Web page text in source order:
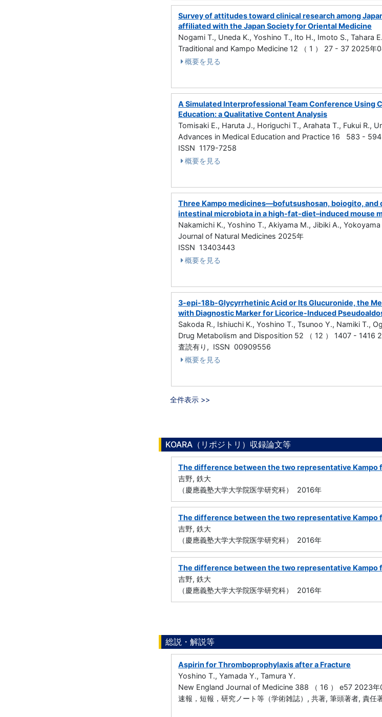
Survey of attitudes toward clinical research among
affiliated with the Japan Society for Oriental Medicine
Nogami T., Uneda K., Yoshino T., Ito H., Imoto S., Tahara
Traditional and Kampo Medicine 12 （ 1 ） 27 - 37 2025年
概要を見る
A Simulated Interprofessional Team Conference
Education: a Qualitative Content Analysis
Tomisaki E., Haruta J., Horiguchi T., Arahata T., Fukui R.,
Advances in Medical Education and Practice 16 583 -
ISSN 1179-7258
概要を見る
Three Kampo medicines—bofutsushosan, boiogito,
intestinal microbiota in a high-fat-diet–induced mouse
Nakamichi K., Yoshino T., Akiyama M., Jibiki A.,
Journal of Natural Medicines 2025年
ISSN 13403443
概要を見る
3-epi-18b-Glycyrrhetinic Acid or Its Glucuronide, the
with Diagnostic Marker for Licorice-Induced
Sakoda R., Ishiuchi K., Yoshino T., Tsunoo Y., Namiki T.,
Drug Metabolism and Disposition 52 （ 12 ） 1407 - 1416
査読有り, ISSN 00909556
概要を見る
全件表示 >>
KOARA（リポジトリ）収録論文等
The difference between the two representative Kampo
吉野, 鉄大
（慶應義塾大学大学院医学研究科） 2016年
The difference between the two representative Kampo
吉野, 鉄大
（慶應義塾大学大学院医学研究科） 2016年
The difference between the two representative Kampo
吉野, 鉄大
（慶應義塾大学大学院医学研究科） 2016年
総説・解説等
Aspirin for Thromboprophylaxis after a Fracture
Yoshino T., Yamada Y., Tamura Y.
New England Journal of Medicine 388 （ 16 ） e57 2023年
速報，短報，研究ノート等（学術雑誌）, 共著, 筆頭著者, 責